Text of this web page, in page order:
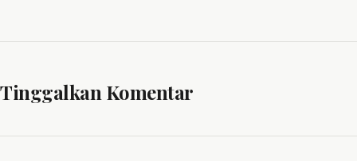
Tinggalkan Komentar